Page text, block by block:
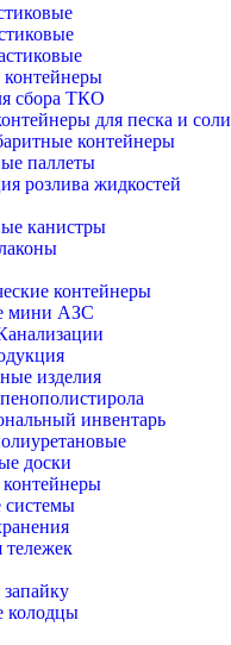
сбора ТКО
для песка и соли
контейнеры
паллеты
розлива жидкостей
канистры
контейнеры
мини АЗС
изделия
инвентарь
доски
системы
тележек
колодцы